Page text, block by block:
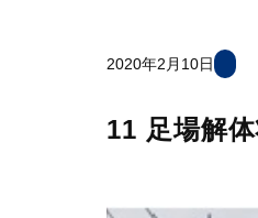
2020年2月10日
11 足場解